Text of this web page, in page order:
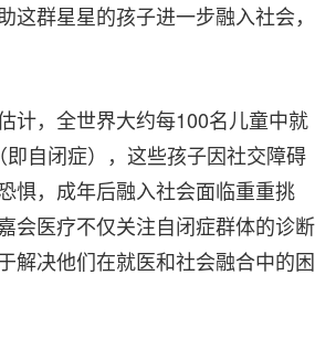
这群星星的孩子进一步融入社会，
计，全世界大约每100名儿童中就
即自闭症），这些孩子因社交障碍
惧，成年后融入社会面临重重挑
会医疗不仅关注自闭症群体的诊断
解决他们在就医和社会融合中的困